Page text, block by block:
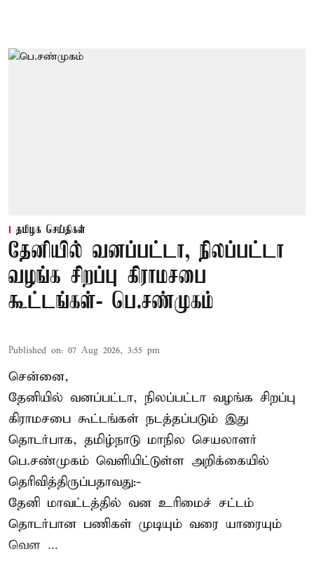
தமிழக செய்திகள்
தேனியில் வனப்பட்டா, நிலப்பட்டா
வழங்க சிறப்பு கிராமசபை
கூட்டங்கள்- பெ.சண்முகம்
Published on: 07 Aug 2026, 3:55 pm
சென்னை,
தேனியில் வனப்பட்டா, நிலப்பட்டா வழங்க சிறப்பு
கிராமசபை கூட்டங்கள் நடத்தப்படும் இது
தொடர்பாக, தமிழ்நாடு மாநில செயலாளர்
பெ.சண்முகம் வெளியிட்டுள்ள அறிக்கையில்
தெரிவித்திருப்பதாவது:-
தேனி மாவட்டத்தில் வன உரிமைச் சட்டம்
தொடர்பான பணிகள் முடியும் வரை யாரையும்
வெள ...